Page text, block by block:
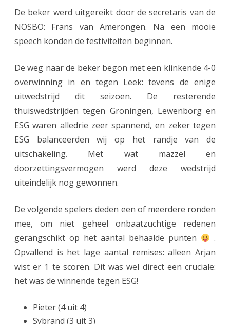
De beker werd uitgereikt door de secretaris van de
NOSBO: Frans van Amerongen. Na een mooie
speech konden de festiviteiten beginnen.
De weg naar de beker begon met een klinkende 4-0
overwinning in en tegen Leek: tevens de enige
uitwedstrijd dit seizoen. De resterende
thuiswedstrijden tegen Groningen, Lewenborg en
ESG waren alledrie zeer spannend, en zeker tegen
ESG balanceerden wij op het randje van de
uitschakeling. Met wat mazzel en
doorzettingsvermogen werd deze wedstrijd
uiteindelijk nog gewonnen.
De volgende spelers deden een of meerdere ronden
mee, om niet geheel onbaatzuchtige redenen
gerangschikt op het aantal behaalde punten
.
Opvallend is het lage aantal remises: alleen Arjan
wist er 1 te scoren. Dit was wel direct een cruciale:
het was de winnende tegen ESG!
Pieter (4 uit 4)
Sybrand (3 uit 3)